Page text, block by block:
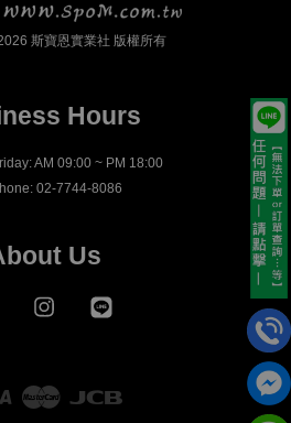
斯寶恩實業社 版權所有
Hours
AM 09:00 ~ PM 18:00
02-7744-8086
Us
Facebook Instagram
Visa Master